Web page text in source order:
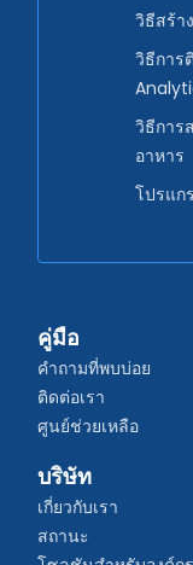
วิธีสร้า
วิธีการ
วิธีการ
อาหาร
โปรแก
คู่มือ
คำถามที่พบบ่อย
ติดต่อเรา
ศูนย์ช่วยเหลือ
บริษัท
เกี่ยวกับเรา
สถานะ